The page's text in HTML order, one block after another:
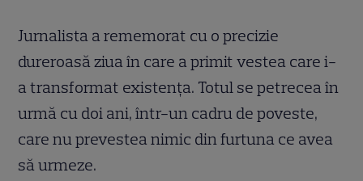
Jurnalista a rememorat cu o precizie
dureroasă ziua în care a primit vestea care i-
a transformat existența. Totul se petrecea în
urmă cu doi ani, într-un cadru de poveste,
care nu prevestea nimic din furtuna ce avea
să urmeze.